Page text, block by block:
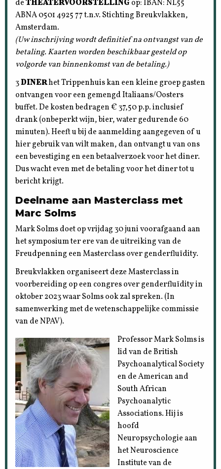
deTHEATERVOORSTELLING op: IBAN: NL55
ABNA 0501 4925 77 t.n.v. Stichting Breukvlakken,
Amsterdam.
(Uw inschrijving wordt definitief na ontvangst van de
betaling. Kaarten worden beschikbaar gesteld op
volgorde van binnenkomst van de betaling.)
3DINERhet Trippenhuis kan een kleine groep gasten
ontvangen voor een gemengd Italiaans/Oosters
buffet. De kosten bedragen € 37,50 p.p. inclusief
drank (onbeperkt wijn, bier, water gedurende 60
minuten). Heeft u bij de aanmelding aangegeven of u
hier gebruik van wilt maken, dan ontvangt u van ons
een bevestiging en een betaalverzoek voor het diner.
Dus wacht even met de betaling voor het diner tot u
bericht krijgt.
Deelname aan Masterclass met
Marc Solms
Mark Solms doet op vrijdag 30 juni voorafgaand aan
het symposium ter ere van de uitreiking van de
Freudpenning een Masterclass over genderfluïdity.
Breukvlakken organiseert deze Masterclass in
voorbereiding op een congres over genderfluïdity in
oktober 2023 waar Solms ook zal spreken. (In
samenwerking met de wetenschappelijke commissie
van de NPAV).
Professor Mark Solms is
lid van de British
Psychoanalytical Society
en de American and
South African
Psychoanalytic
Associations. Hij is
hoofd
Neuropsychologie aan
het Neuroscience
Institute van de